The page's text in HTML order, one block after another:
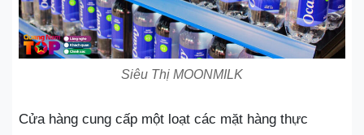
Siêu Thị MOONMILK
Cửa hàng cung cấp một loạt các mặt hàng thực